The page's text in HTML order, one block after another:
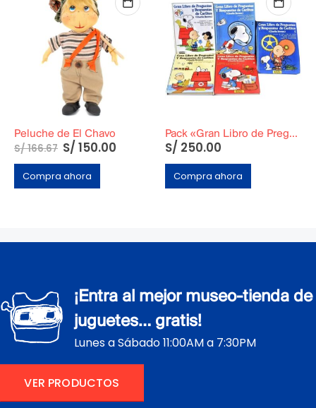
Peluche de El Chavo
S/166.67 S/ 150.00
Compra ahora
Pack «Gran Libro de Preguntas y Respuestas de Carlitos» Tomos del 1 al 5
S/ 250.00
Compra ahora
¡Entra al mejor museo-tienda de
juguetes… gratis!
Lunes a Sábado 11:00AM a 7:30PM
VER PRODUCTOS